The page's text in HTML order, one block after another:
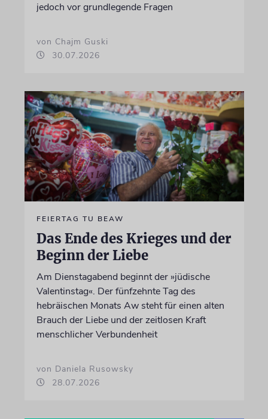
jedoch vor grundlegende Fragen
von Chajm Guski
30.07.2026
FEIERTAG TU BEAW
Das Ende des Krieges und der
Beginn der Liebe
Am Dienstagabend beginnt der »jüdische
Valentinstag«. Der fünfzehnte Tag des
hebräischen Monats Aw steht für einen alten
Brauch der Liebe und der zeitlosen Kraft
menschlicher Verbundenheit
von Daniela Rusowsky
28.07.2026